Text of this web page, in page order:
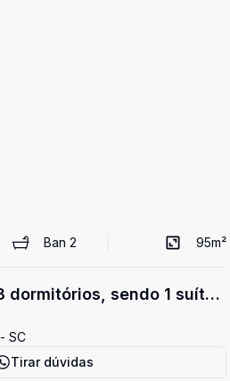
Ban2 95m²
dormitórios, sendo 1 suíte,
SC
Tirar dúvidas